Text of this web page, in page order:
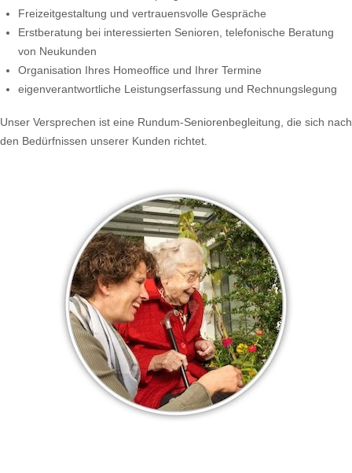
Freizeitgestaltung und vertrauensvolle Gespräche
Erstberatung bei interessierten Senioren, telefonische Beratung
von Neukunden
Organisation Ihres Homeoffice und Ihrer Termine
eigenverantwortliche Leistungserfassung und Rechnungslegung
Unser Versprechen ist eine Rundum-Seniorenbegleitung, die sich nach
den Bedürfnissen unserer Kunden richtet.